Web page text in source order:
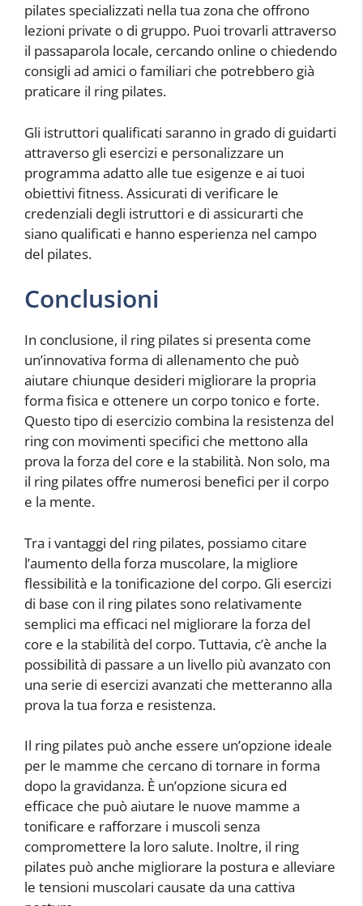
pilates specializzati nella tua zona che offrono
lezioni private o di gruppo. Puoi trovarli attraverso
il passaparola locale, cercando online o chiedendo
consigli ad amici o familiari che potrebbero già
praticare il ring pilates.
Gli istruttori qualificati saranno in grado di guidarti
attraverso gli esercizi e personalizzare un
programma adatto alle tue esigenze e ai tuoi
obiettivi fitness. Assicurati di verificare le
credenziali degli istruttori e di assicurarti che
siano qualificati e hanno esperienza nel campo
del pilates.
Conclusioni
In conclusione, il ring pilates si presenta come
un’innovativa forma di allenamento che può
aiutare chiunque desideri migliorare la propria
forma fisica e ottenere un corpo tonico e forte.
Questo tipo di esercizio combina la resistenza del
ring con movimenti specifici che mettono alla
prova la forza del core e la stabilità. Non solo, ma
il ring pilates offre numerosi benefici per il corpo
e la mente.
Tra i vantaggi del ring pilates, possiamo citare
l’aumento della forza muscolare, la migliore
flessibilità e la tonificazione del corpo. Gli esercizi
di base con il ring pilates sono relativamente
semplici ma efficaci nel migliorare la forza del
core e la stabilità del corpo. Tuttavia, c’è anche la
possibilità di passare a un livello più avanzato con
una serie di esercizi avanzati che metteranno alla
prova la tua forza e resistenza.
Il ring pilates può anche essere un’opzione ideale
per le mamme che cercano di tornare in forma
dopo la gravidanza. È un’opzione sicura ed
efficace che può aiutare le nuove mamme a
tonificare e rafforzare i muscoli senza
compromettere la loro salute. Inoltre, il ring
pilates può anche migliorare la postura e alleviare
le tensioni muscolari causate da una cattiva